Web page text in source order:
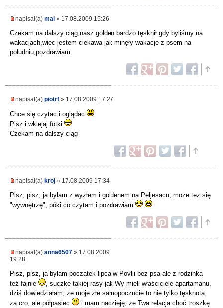
napisał(a) mal » 17.08.2009 15:26
Czekam na dalszy ciąg,nasz golden bardzo tęsknił gdy byliśmy na
wakacjach,więc jestem ciekawa jak minęły wakacje z psem na
południu,pozdrawiam
napisał(a) piotrf » 17.08.2009 17:27
Chce się czytac i oglądac
Pisz i wklejaj fotki
Czekam na dalszy ciąg
napisał(a) kroj » 17.08.2009 17:34
Pisz, pisz, ja byłam z wyżłem i goldenem na Peljesacu, może też się
"wywnętrzę", póki co czytam i pozdrawiam
napisał(a) anna6507 » 17.08.2009
19:28
Pisz, pisz, ja byłam początek lipca w Povlii bez psa ale z rodzinką
też fajnie
, suczkę takiej rasy jak Wy mieli właściciele apartamanu,
dziś dowiedziałam, że moje złe samopoczucie to nie tylko tęsknota
za cro, ale półpasiec
i mam nadzieję, że Twa relacja choć troszkę